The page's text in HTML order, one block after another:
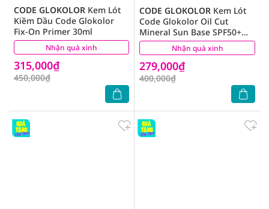
Nhận quà xinh
CODE GLOKOLOR Kem Lót
Kiềm Dầu Code Glokolor
Fix-On Primer 30ml
315,000₫
450,000₫
(1) Nhận quà xinh
CODE GLOKOLOR Kem Lót
Code Glokolor Oil Cut
Mineral Sun Base SPF50+
PA+++ 35ml
279,000₫
400,000₫
(0)